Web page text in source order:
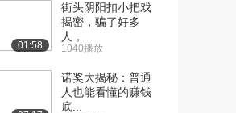
01:58
街头阴阳扣小把戏
揭密，骗了好多
人，...
1040播放
诺奖大揭秘：普通
人也能看懂的赚钱
底...